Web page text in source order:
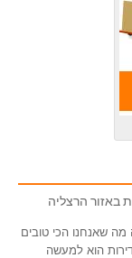
באזור הרצליה
מה שאנחנו הכי טובים
הוא למעשה